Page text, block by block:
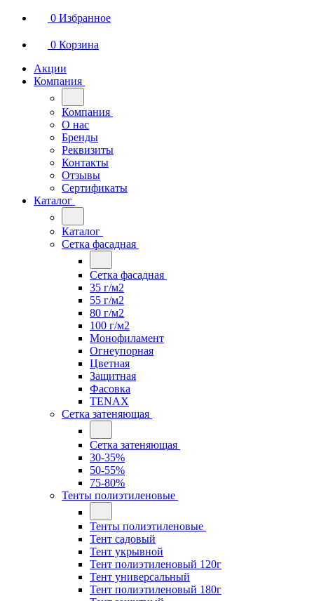
0 Избранное
0 Корзина
Акции
Компания
Компания
О нас
Бренды
Реквизиты
Контакты
Отзывы
Сертификаты
Каталог
Каталог
Сетка фасадная
Сетка фасадная
35 г/м2
55 г/м2
80 г/м2
100 г/м2
Монофиламент
Огнеупорная
Цветная
Защитная
Фасовка
TENAX
Сетка затеняющая
Сетка затеняющая
30-35%
50-55%
75-80%
Тенты полиэтиленовые
Тенты полиэтиленовые
Тент садовый
Тент укрывной
Тент полиэтиленовый 120г
Тент универсальный
Тент полиэтиленовый 180г